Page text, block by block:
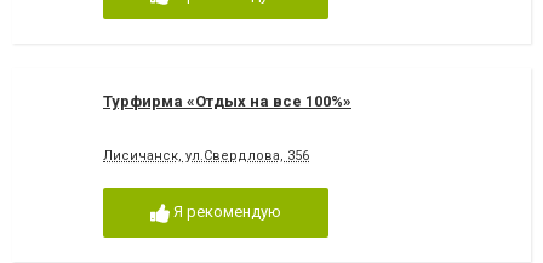
Турфирма «Отдых на все 100%»
Лисичанск, ул.Свердлова, 356
Я рекомендую